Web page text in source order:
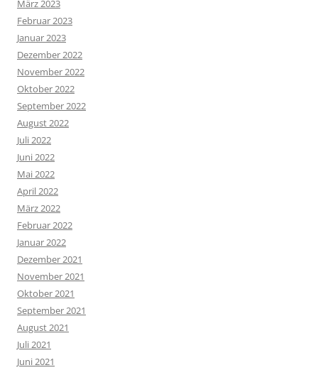
März 2023
Februar 2023
Januar 2023
Dezember 2022
November 2022
Oktober 2022
September 2022
August 2022
Juli 2022
Juni 2022
Mai 2022
April 2022
März 2022
Februar 2022
Januar 2022
Dezember 2021
November 2021
Oktober 2021
September 2021
August 2021
Juli 2021
Juni 2021